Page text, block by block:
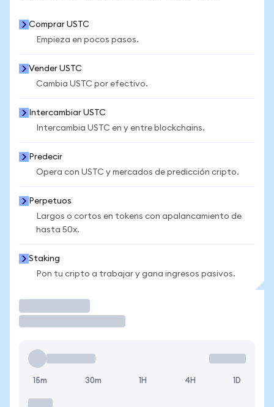
Comprar USTC
Empieza en pocos pasos.
Vender USTC
Cambia USTC por efectivo.
Intercambiar USTC
Intercambia USTC en y entre blockchains.
Predecir
Opera con USTC y mercados de predicción cripto.
Perpetuos
Largos o cortos en tokens con apalancamiento de
hasta 50x.
Staking
Pon tu cripto a trabajar y gana ingresos pasivos.
15m 30m 1H 4H 1D